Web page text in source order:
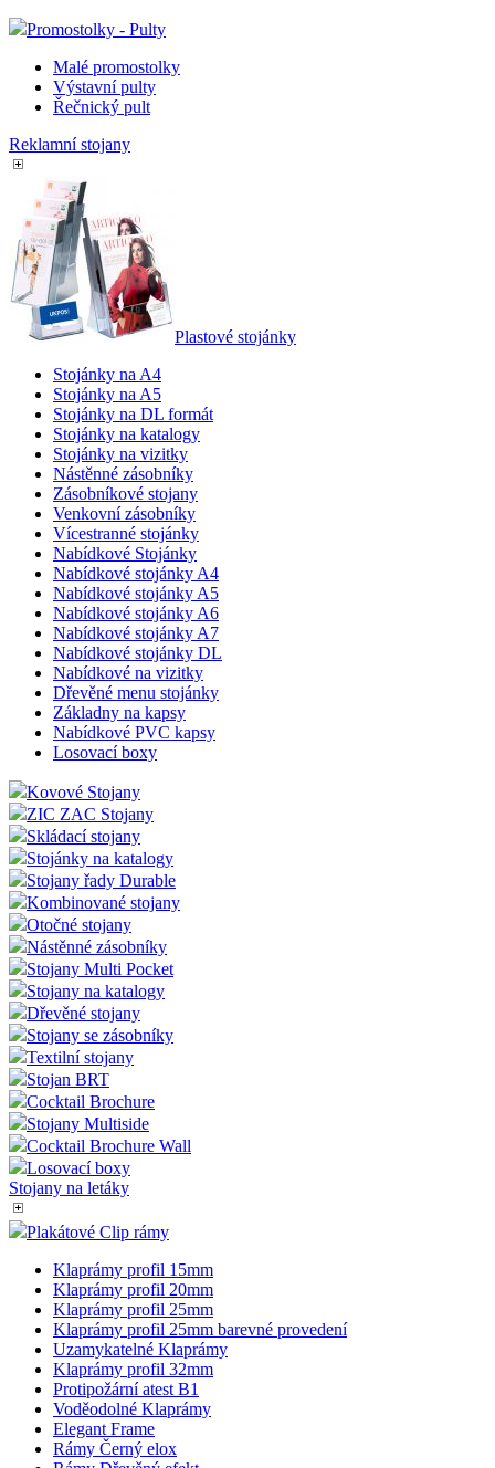
Promostolky - Pulty
Malé promostolky
Výstavní pulty
Řečnický pult
Reklamní stojany
Plastové stojánky
Stojánky na A4
Stojánky na A5
Stojánky na DL formát
Stojánky na katalogy
Stojánky na vizitky
Nástěnné zásobníky
Zásobníkové stojany
Venkovní zásobníky
Vícestranné stojánky
Nabídkové Stojánky
Nabídkové stojánky A4
Nabídkové stojánky A5
Nabídkové stojánky A6
Nabídkové stojánky A7
Nabídkové stojánky DL
Nabídkové na vizitky
Dřevěné menu stojánky
Základny na kapsy
Nabídkové PVC kapsy
Losovací boxy
Kovové Stojany
ZIC ZAC Stojany
Skládací stojany
Stojánky na katalogy
Stojany řady Durable
Kombinované stojany
Otočné stojany
Nástěnné zásobníky
Stojany Multi Pocket
Stojany na katalogy
Dřevěné stojany
Stojany se zásobníky
Textilní stojany
Stojan BRT
Cocktail Brochure
Stojany Multiside
Cocktail Brochure Wall
Losovací boxy
Stojany na letáky
Plakátové Clip rámy
Klaprámy profil 15mm
Klaprámy profil 20mm
Klaprámy profil 25mm
Klaprámy profil 25mm barevné provedení
Uzamykatelné Klaprámy
Klaprámy profil 32mm
Protipožární atest B1
Voděodolné Klaprámy
Elegant Frame
Rámy Černý elox